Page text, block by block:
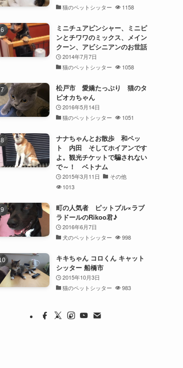
猫のペットシッター
1158
ミニチュアピンシャー、ミニピ
ンとチワワのミックス、メイン
クーン、アビシニアンのお世話
2014年7月7日
猫のペットシッター
1058
松戸市 愛嬌たっぷり 猫のタ
ピオカちゃん
2016年5月14日
猫のペットシッター
1051
ナナちゃんとお散歩 和ペッ
ト 内田 そしてホイアンです
よ。観光チケットで騙されない
で～！ ベトナム
2015年3月11日
その他
1013
町の人気者 ピットブル×ラブ
ラドールのRikoo君♪
2016年6月7日
犬のペットシッター
998
キキちゃん コロくん キャット
シッター 船橋市
2015年10月3日
猫のペットシッター
983